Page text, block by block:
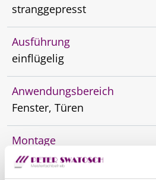
stranggepresst
Ausführung
einflügelig
Anwendungsbereich
Fenster, Türen
Montage
Montagerahmen